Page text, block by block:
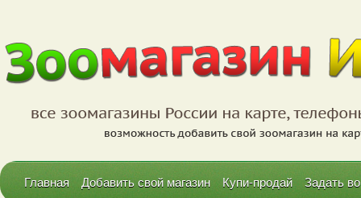
Главная Добавить свой магазин Купи-продай Задать